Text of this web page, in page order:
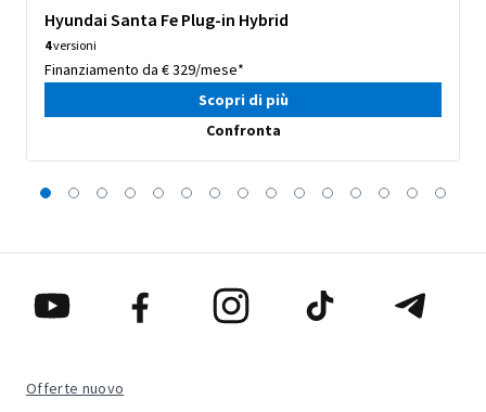
Hyundai Santa Fe Plug-in Hybrid
4versioni
Finanziamento da € 329/mese*
Scopri di più
Confronta
Offerte nuovo